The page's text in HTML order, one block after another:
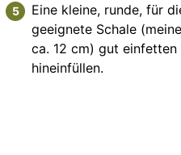
Eine kleine, runde, für
geeignete Schale
ca. 12 cm) gut
hineinfüllen.